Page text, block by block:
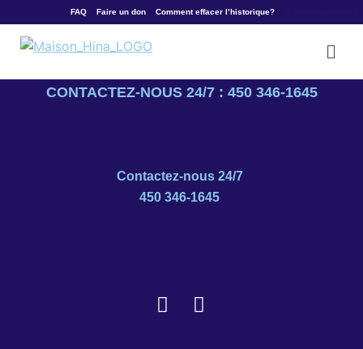
FAQ Faire un don Comment effacer l’historique?
CONTACTEZ-NOUS 24/7 : 450 346-1645
Stats Types :Firefox
Urgence : 911
Contactez-nous 24/7
450 346-1645